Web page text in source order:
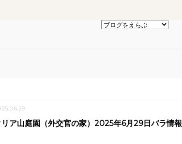
リア山庭園（外交官の家）2025年6月29日バラ情報